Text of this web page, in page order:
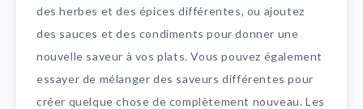
des herbes et des épices différentes, ou ajoutez
des sauces et des condiments pour donner une
nouvelle saveur à vos plats. Vous pouvez également
essayer de mélanger des saveurs différentes pour
créer quelque chose de complètement nouveau. Les